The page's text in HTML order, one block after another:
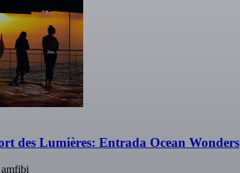
des Lumières: Entrada Ocean Wonders